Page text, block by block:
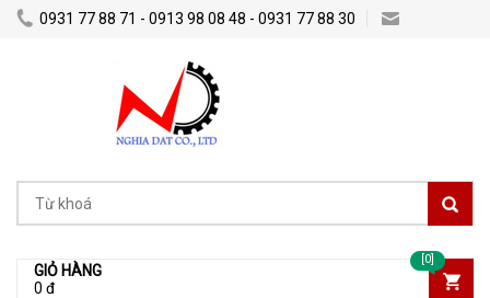
0931 77 88 71 - 0913 98 08 48 - 0931 77 88 30
GIỎ HÀNG
0 đ
[0]